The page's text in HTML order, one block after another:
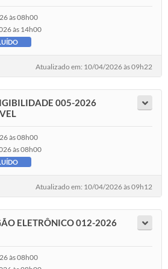
às 08h00
às 14h00
Atualizado em: 10/04/2026 às 09h22
005-2026
às 08h00
às 08h00
Atualizado em: 10/04/2026 às 09h12
ELETRÔNICO 012-2026
às 08h00